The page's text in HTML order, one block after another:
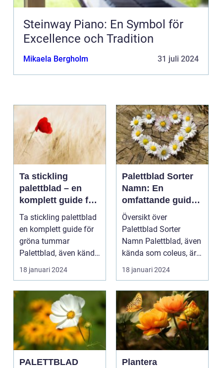
Steinway Piano: En Symbol för
Excellence och Tradition
Mikaela Bergholm 31 juli 2024
Ta stickling
palettblad – en
komplett guide för
gröna tummar
Ta stickling palettblad
en komplett guide för
gröna tummar
Palettblad, även känd
som krukpelargon ...
18 januari 2024
Palettblad Sorter
Namn: En
omfattande guide
till denna populära
växt
Översikt över
Palettblad Sorter
Namn Palettblad, även
kända som coleus, är
en färgglad och
populär ...
18 januari 2024
PALETTBLAD
Plantera